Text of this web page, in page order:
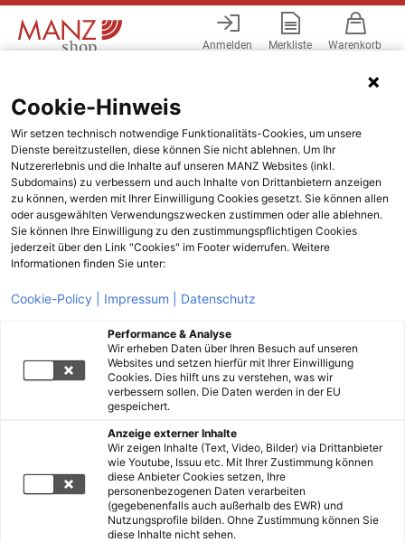
Anmelden Merkliste Warenkorb
Filtern
0 Ergebnisse
Sortieren
Cookie-Hinweis
Wir setzen technisch notwendige Funktionalitäts-Cookies, um unsere
Dienste bereitzustellen, diese können Sie nicht ablehnen. Um Ihr
Nutzererlebnis und die Inhalte auf unseren MANZ Websites (inkl.
Subdomains) zu verbessern und auch Inhalte von Drittanbietern anzeigen
zu können, werden mit Ihrer Einwilligung Cookies gesetzt. Sie können allen
oder ausgewählten Verwendungszwecken zustimmen oder alle ablehnen.
Sie können Ihre Einwilligung zu den zustimmungspflichtigen Cookies
jederzeit über den Link "Cookies" im Footer widerrufen. Weitere
Informationen finden Sie unter:
Cookie-Policy | Impressum | Datenschutz
Performance & Analyse
Wir erheben Daten über Ihren Besuch auf unseren
Websites und setzen hierfür mit Ihrer Einwilligung
Cookies. Dies hilft uns zu verstehen, was wir
verbessern sollen. Die Daten werden in der EU
gespeichert.
Anzeige externer Inhalte
Wir zeigen Inhalte (Text, Video, Bilder) via Drittanbieter
wie Youtube, Issuu etc. Mit Ihrer Zustimmung können
diese Anbieter Cookies setzen, Ihre
personenbezogenen Daten verarbeiten
(gegebenenfalls auch außerhalb des EWR) und
Nutzungsprofile bilden. Ohne Zustimmung können Sie
diese Inhalte nicht sehen.